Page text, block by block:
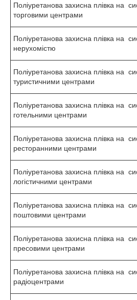
Поліуретанова захисна плівка на
торговими центрами
Поліуретанова захисна плівка на
нерухомістю
Поліуретанова захисна плівка на
туристичними центрами
Поліуретанова захисна плівка на
готельними центрами
Поліуретанова захисна плівка на
ресторанними центрами
Поліуретанова захисна плівка на
логістичними центрами
Поліуретанова захисна плівка на
поштовими центрами
Поліуретанова захисна плівка на
пресовими центрами
Поліуретанова захисна плівка на
радіоцентрами